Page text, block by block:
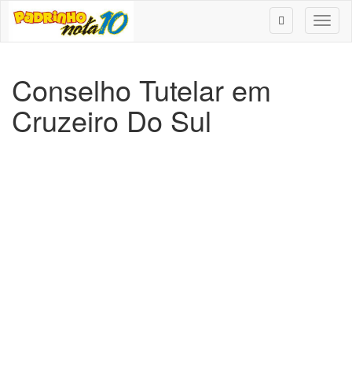
Conselho Tutelar em
Cruzeiro Do Sul